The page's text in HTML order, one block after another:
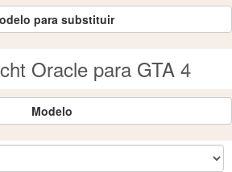
para substituir
Oracle para GTA 4
Modelo